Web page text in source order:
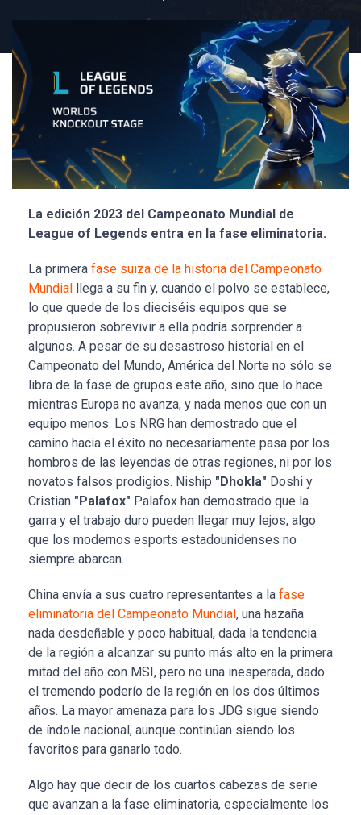
La edición 2023 del Campeonato Mundial de
League of Legends entra en la fase eliminatoria.
La primera fase suiza de la historia del Campeonato
Mundial llega a su fin y, cuando el polvo se establece,
lo que quede de los dieciséis equipos que se
propusieron sobrevivir a ella podría sorprender a
algunos. A pesar de su desastroso historial en el
Campeonato del Mundo, América del Norte no sólo se
libra de la fase de grupos este año, sino que lo hace
mientras Europa no avanza, y nada menos que con un
equipo menos. Los NRG han demostrado que el
camino hacia el éxito no necesariamente pasa por los
hombros de las leyendas de otras regiones, ni por los
novatos falsos prodigios. Niship "Dhokla" Doshi y
Cristian "Palafox" Palafox han demostrado que la
garra y el trabajo duro pueden llegar muy lejos, algo
que los modernos esports estadounidenses no
siempre abarcan.
China envía a sus cuatro representantes a la fase
eliminatoria del Campeonato Mundial, una hazaña
nada desdeñable y poco habitual, dada la tendencia
de la región a alcanzar su punto más alto en la primera
mitad del año con MSI, pero no una inesperada, dado
el tremendo poderío de la región en los dos últimos
años. La mayor amenaza para los JDG sigue siendo
de índole nacional, aunque continúan siendo los
favoritos para ganarlo todo.
Algo hay que decir de los cuartos cabezas de serie
que avanzan a la fase eliminatoria, especialmente los